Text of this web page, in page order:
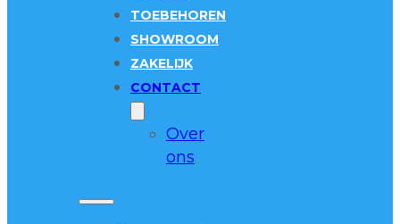
TOEBEHOREN
SHOWROOM
ZAKELIJK
CONTACT
Over
ons